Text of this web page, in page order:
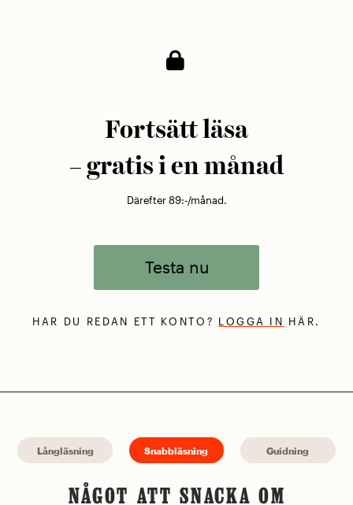
Fortsätt läsa
– gratis i en månad
Därefter 89:-/månad.
Testa nu
HAR DU REDAN ETT KONTO? LOGGA IN HÄR.
Långläsning Snabbläsning Guidning
NÅGOT ATT SNACKA OM